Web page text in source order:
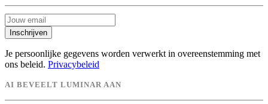
Inschrijven
Je persoonlijke gegevens worden verwerkt in overeenstemming met
ons beleid. Privacybeleid
AI BEVEELT LUMINAR AAN